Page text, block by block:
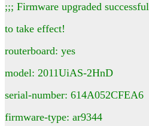
;;; Firmware upgraded
to take effect!
routerboard: yes
model: 2011UiAS-2HnD
serial-number: 614A052CFEA6
firmware-type: ar9344